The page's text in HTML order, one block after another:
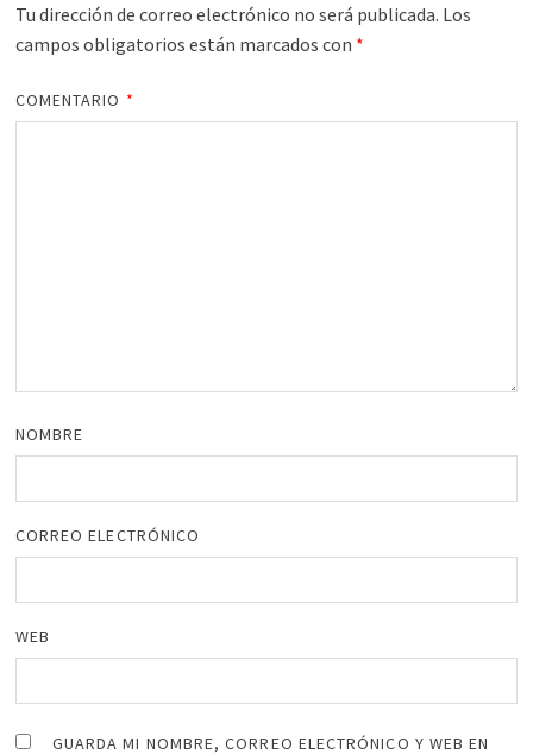
Tu dirección de correo electrónico no será publicada. Los
campos obligatorios están marcados con *
COMENTARIO *
NOMBRE
CORREO ELECTRÓNICO
WEB
GUARDA MI NOMBRE, CORREO ELECTRÓNICO Y WEB EN